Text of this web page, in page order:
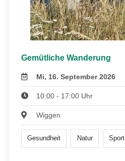
Gemütliche Wanderung
Mi, 16. September 2026
10:00 - 17:00 Uhr
Wiggen
Gesundheit Natur Sport